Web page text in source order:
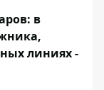
в
линиях -